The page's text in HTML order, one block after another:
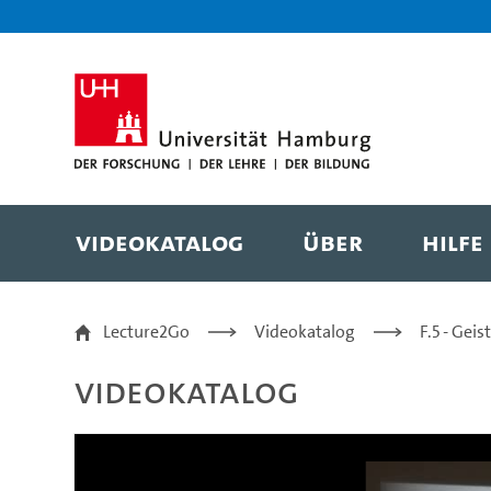
Videokatalog Über Hilfe
Schriftsysteme in
Lecture2Go Videokatalog F.5 -
Videokatalog